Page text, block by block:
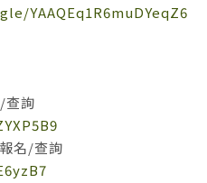
YAAQEq1R6muDYeqZ6
查詢
名/查詢